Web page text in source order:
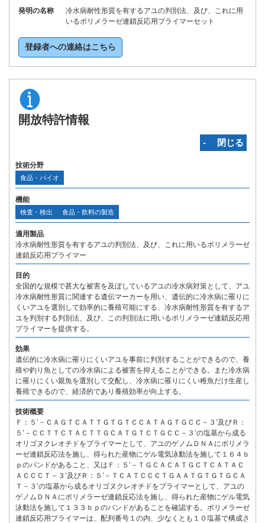
発明の名称
冷水病耐性形質を有するアユの判別法、及び、これに用
いるポリメラーゼ連鎖反応用プライマーセット
登録者への連絡はこちら
開放特許情報
‐ 閉じる
技術分野
食品・バイオ
機能
検査・検出 食品・飲料の製造
適用製品
冷水病耐性形質を有するアユの判別法、及び、これに用いるポリメラーゼ
連鎖反応用プライマー
目的
全国的な規模で甚大な被害を及ぼしているアユの冷水病対策として、アユ
冷水病耐性形質に関連する遺伝マーカーを用い、遺伝的に冷水病に罹りに
くいアユを選別して効率的に養殖可能にする、冷水病耐性形質を有するア
ユを判別する判別法、及び、この判別法に用いるポリメラーゼ連鎖反応用
プライマーを提供する。
効果
遺伝的に冷水病に罹りにくいアユを事前に判別することができるので、養
殖や釣り魚としての冷水病による被害を抑えることができる。また冷水病
に罹りにくい親魚を選別して交配し、冷水病に罹りにくい稚魚だけ生産し
養殖できるので、経済的であり養殖効率が向上する。
技術概要
Ｆ：５’－ＣＡＧＴＣＡＴＴＧＴＧＴＣＣＡＴＡＧＴＧＣＣ－３’及びＲ：
５’－ＣＣＴＴＣＴＡＣＴＴＧＣＡＴＧＴＣＴＧＣＣ－３’の塩基から成る
オリゴヌクレオチドをプライマーとして、アユのゲノムＤＮＡにポリメラ
ーゼ連鎖反応法を施し、得られた産物にゲル電気泳動法を施して１６４ｂ
ｐのバンドがあること、又はＦ：５’－ＴＧＣＡＣＡＴＧＣＴＣＡＴＡＣ
ＡＣＣＣＴ－３’及びＲ：５’－ＴＣＡＴＣＣＣＴＧＡＡＴＧＴＧＴＧＣＡ
Ｔ－３’の塩基から成るオリゴヌクレオチドをプライマーとして、アユの
ゲノムＤＮＡにポリメラーゼ連鎖反応法を施し、得られた産物にゲル電気
泳動法を施して１３３ｂｐのバンドがあることを確認する。ポリメラーゼ
連鎖反応用プライマーは、配列番号１の内、少なくとも１０塩基で構成さ